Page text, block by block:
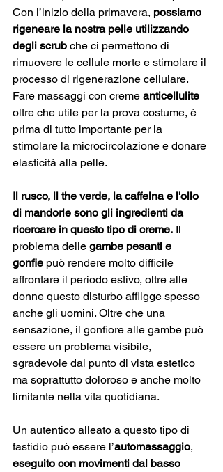
Con l’inizio della primavera, possiamo
rigeneare la nostra pelle utilizzando
degli scrub che ci permettono di
rimuovere le cellule morte e stimolare il
processo di rigenerazione cellulare.
Fare massaggi con creme anticellulite
oltre che utile per la prova costume, è
prima di tutto importante per la
stimolare la microcircolazione e donare
elasticità alla pelle.
Il rusco, il the verde, la caffeina e l'olio
di mandorle sono gli ingredienti da
ricercare in questo tipo di creme. Il
problema delle gambe pesanti e
gonfie può rendere molto difficile
affrontare il periodo estivo, oltre alle
donne questo disturbo affligge spesso
anche gli uomini. Oltre che una
sensazione, il gonfiore alle gambe può
essere un problema visibile,
sgradevole dal punto di vista estetico
ma soprattutto doloroso e anche molto
limitante nella vita quotidiana.
Un autentico alleato a questo tipo di
fastidio può essere l’automassaggio,
eseguito con movimenti dal basso